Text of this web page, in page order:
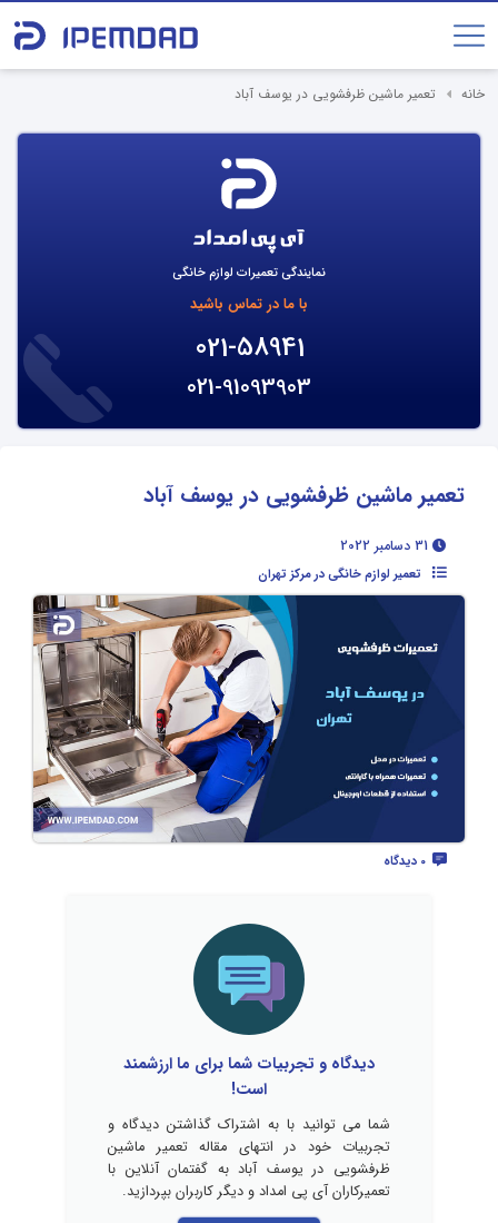
خانه تعمیر ماشین ظرفشویی در یوسف آباد
نمایندگی تعمیرات لوازم خانگی
با ما در تماس باشید
021-58941
021-91093903
تعمیر ماشین ظرفشویی در یوسف آباد
تعمیر لوازم خانگی در مرکز تهران
دیدگاه و تجربیات شما برای ما ارزشمند
است!
شما می توانید با به اشتراک گذاشتن دیدگاه و
تجربیات خود در انتهای مقاله تعمیر ماشین
ظرفشویی در یوسف آباد به گفتمان آنلاین با
تعمیرکاران آی پی امداد و دیگر کاربران بپردازید.